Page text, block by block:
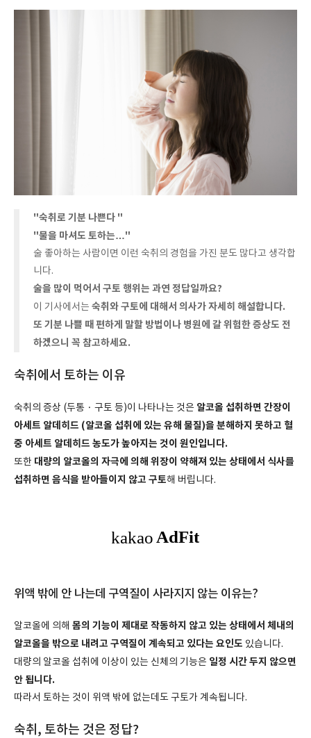
"숙취로 기분 나쁜다 "
"물을 마셔도 토하는…"
술 좋아하는 사람이면 이런 숙취의 경험을 가진 분도 많다고 생각합
니다.
술을 많이 먹어서 구토 행위는 과연 정답일까요?
이 기사에서는 숙취와 구토에 대해서 의사가 자세히 해설합니다.
또 기분 나쁠 때 편하게 말할 방법이나 병원에 갈 위험한 증상도 전
하겠으니 꼭 참고하세요.
숙취에서 토하는 이유
숙취의 증상 (두통 · 구토 등)이 나타나는 것은 알코올 섭취하면 간장이
아세트 알데히드 (알코올 섭취에 있는 유해 물질)을 분해하지 못하고 혈
중 아세트 알데히드 농도가 높아지는 것이 원인입니다.
또한 대량의 알코올의 자극에 의해 위장이 약해져 있는 상태에서 식사를
섭취하면 음식을 받아들이지 않고 구토해 버립니다.
위액 밖에 안 나는데 구역질이 사라지지 않는 이유는?
알코올에 의해 몸의 기능이 제대로 작동하지 않고 있는 상태에서 체내의
알코올을 밖으로 내려고 구역질이 계속되고 있다는 요인도 있습니다.
대량의 알코올 섭취에 이상이 있는 신체의 기능은 일정 시간 두지 않으면
안 됩니다.
따라서 토하는 것이 위액 밖에 없는데도 구토가 계속됩니다.
숙취, 토하는 것은 정답?